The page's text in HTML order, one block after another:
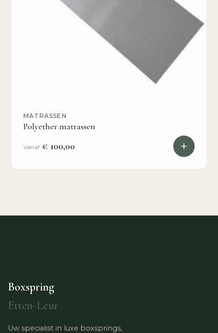
MATRASSEN
Polyether matrassen
Vanaf € 100,00
Boxspring
Etten-Leur
Uw specialist in luxe boxsprings,